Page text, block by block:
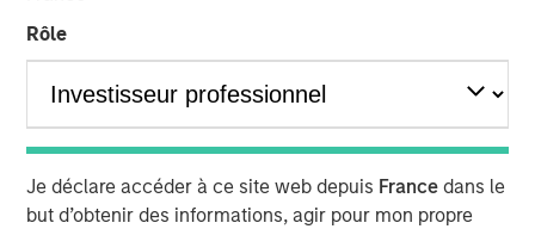
Rôle
Je déclare accéder à ce site web depuis France dans le
but d’obtenir des informations, agir pour mon propre
Craig R. Brandon
Managing Director
Steep Muni Yield Curve Highlights Potential Gains in